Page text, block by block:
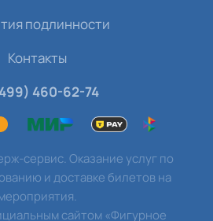
подлинности
Контакты
460-62-74
сервис. Оказание услуг по
и доставке билетов на
сайтом «Фигурное